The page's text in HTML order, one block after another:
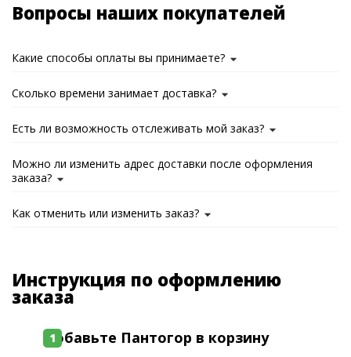
Вопросы наших покупателей
Какие способы оплаты вы принимаете?
Сколько времени занимает доставка?
Есть ли возможность отслеживать мой заказ?
Можно ли изменить адрес доставки после оформления
заказа?
Как отменить или изменить заказ?
Инструкция по оформлению
заказа
Добавьте Пантогор в корзину